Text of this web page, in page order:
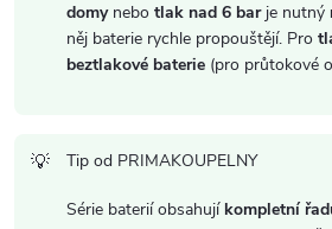
domynebo tlak nad 6 barje nutný
něj baterie rychle propouštějí. Pro
beztlakové baterie (pro průtokové
Tip od PRIMAKOUPELNY
Série baterií obsahují kompletní